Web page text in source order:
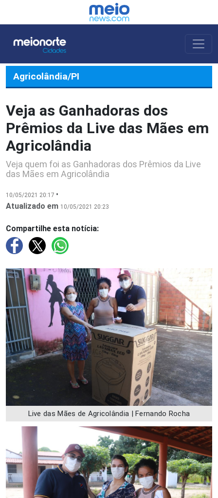
Agricolândia/PI
Veja as Ganhadoras dos
Prêmios da Live das Mães em
Agricolândia
Veja quem foi as Ganhadoras dos Prêmios da Live
das Mães em Agricolândia
10/05/2021 20:17 •
Atualizado em 10/05/2021 20:23
Compartilhe esta notícia:
Live das Mães de Agricolândia | Fernando Rocha